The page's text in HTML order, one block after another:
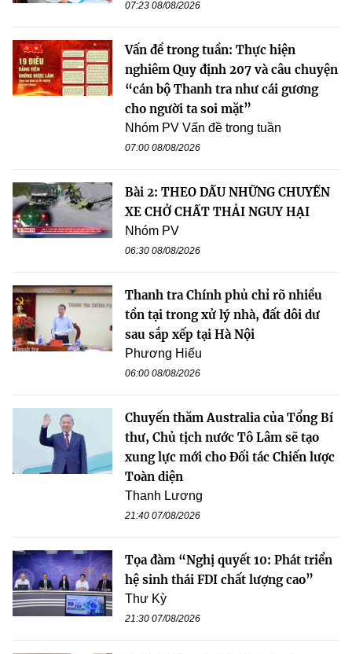
07:23 08/08/2026
Vấn đề trong tuần: Thực hiện
nghiêm Quy định 207 và câu chuyện
“cán bộ Thanh tra như cái gương
cho người ta soi mặt”
Nhóm PV Vấn đề trong tuần
07:00 08/08/2026
Bài 2: THEO DẤU NHỮNG CHUYẾN
XE CHỞ CHẤT THẢI NGUY HẠI
Nhóm PV
06:30 08/08/2026
Thanh tra Chính phủ chỉ rõ nhiều
tồn tại trong xử lý nhà, đất dôi dư
sau sắp xếp tại Hà Nội
Phương Hiếu
06:00 08/08/2026
Chuyến thăm Australia của Tổng Bí
thư, Chủ tịch nước Tô Lâm sẽ tạo
xung lực mới cho Đối tác Chiến lược
Toàn diện
Thanh Lương
21:40 07/08/2026
Tọa đàm “Nghị quyết 10: Phát triển
hệ sinh thái FDI chất lượng cao”
Thư Kỳ
21:30 07/08/2026